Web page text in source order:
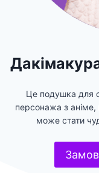
Це подушка для
персонажа з аніме,
може стати